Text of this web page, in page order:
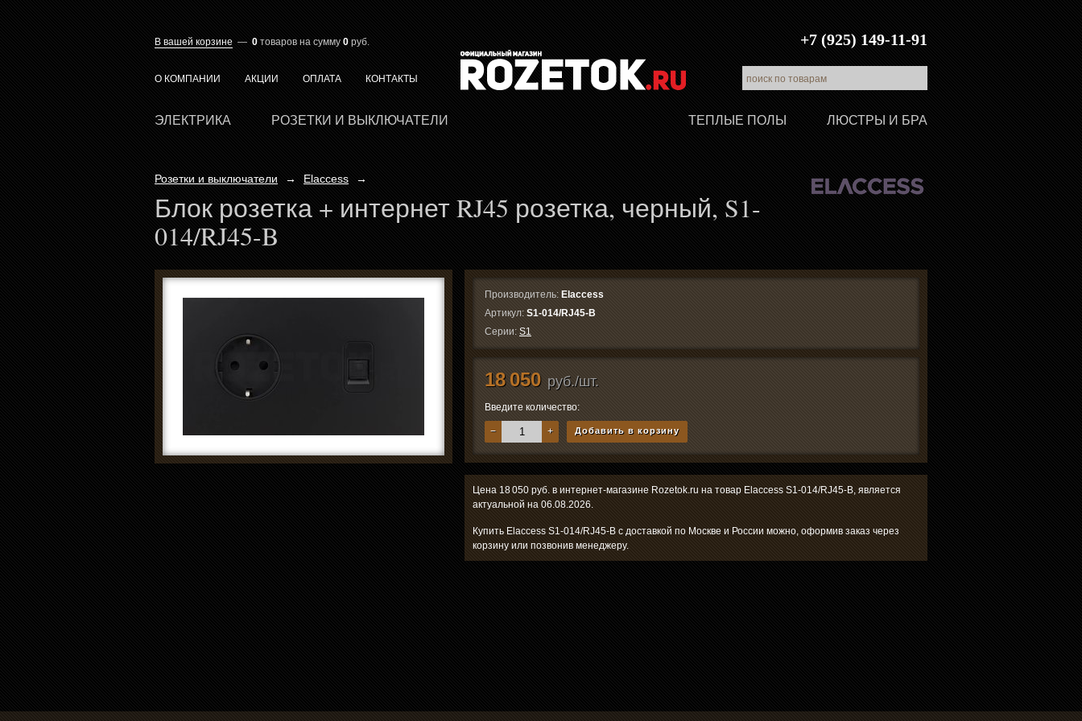
В вашей корзине — 0 товаров на сумму 0 руб. +7 (925) 149-11-91
О КОМПАНИИ АКЦИИ ОПЛАТА КОНТАКТЫ
ЭЛЕКТРИКА РОЗЕТКИ И ВЫКЛЮЧАТЕЛИ ЛЮСТРЫ И БРА
ТЕПЛЫЕ ПОЛЫ
Розетки и выключатели → Elaccess →
Блок розетка + интернет RJ45 розетка, черный, S1-
014/RJ45-B
Производитель: Elaccess
Артикул: S1-014/RJ45-B
Серии: S1
18 050 руб./шт.
Введите количество:
− + Добавить в корзину
Цена 18 050 руб. в интернет-магазине Rozetok.ru на товар Elaccess S1-014/RJ45-B, является
актуальной на 06.08.2026.
Купить Elaccess S1-014/RJ45-B с доставкой по Москве и России можно, оформив заказ через
корзину или позвонив менеджеру.